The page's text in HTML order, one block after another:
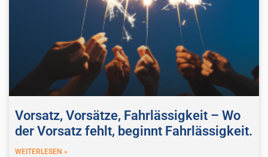
Vorsatz, Vorsätze, Fahrlässigkeit – Wo
der Vorsatz fehlt, beginnt Fahrlässigkeit.
WEITERLESEN »